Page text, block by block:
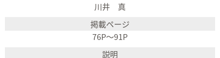
川井 真
76P～91P